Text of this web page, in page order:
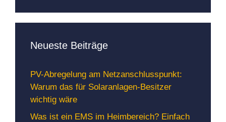
Neueste Beiträge
PV-Abregelung am Netzanschlusspunkt:
Warum das für Solaranlagen-Besitzer
wichtig wäre
Was ist ein EMS im Heimbereich? Einfach